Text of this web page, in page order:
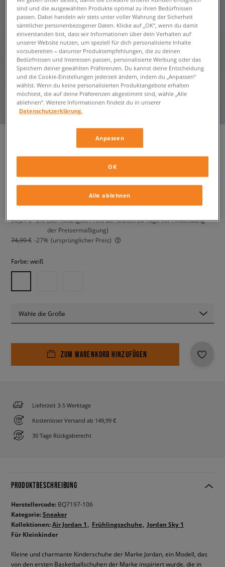
54,99 € inkl. MwSt.
56,24 € -2% (der niedrigste Preis der letzten 30 Tage vor Anwendung
der Preisermäßigung)
74,99 € -27% (ursprünglicher Preis)
Farbe: weiß
Wähle die Größe
ZUM WARENKORB HINZUFÜGEN
Lieferzeit 3-5 Werktage
Kostenloser Versand ab 149,99 €
30 Tage Rückgaberecht
PRODUKTBESCHREIBUNG
Herstellercode: BQ7197-106
Kategorie:Sneaker
Kollektionen:Air Jordan 1 Frühlingsschuhe
Jordan Sky 1
Für Kleinkinder
Kleine und charmante Kinderschuhe der Marke Jordan, ein Modell, das
von den ersten Basketballschuhen der Marke inspiriert wurde, die in
sind und die ausgewählten Produkte optimal zu ihren Bedürfnissen
passen. Dabei handeln wir stets unter voller Wahrung der Sicherheit
sämtlicher personenbezogener Daten. Klicke auf „OK“, wenn du damit
einverstanden bist, dass wir Informationen über dein Verhalten auf
unserer Website nutzen, um speziell für dich personalisierte Inhalte
vorzubereiten – darunter Produktempfehlungen, die zu deinen
Bedürfnissen und Interessen passen, personalisierte Werbung oder das
Speichern deiner gewählten Präferenzen. Du kannst deine Entscheidung
und die Cookie-Einstellungen jederzeit ändern, indem du „Anpassen“
wählst. Wenn du keine personalisierten Produktangebote erhalten
möchtest, die auf deine Präferenzen abgestimmt sind, wähle „Alle
ablehnen“. Weitere Informationen findest du in unserer
Datenschutzerklärung.
Anpassen
Alle ablehnen
OK